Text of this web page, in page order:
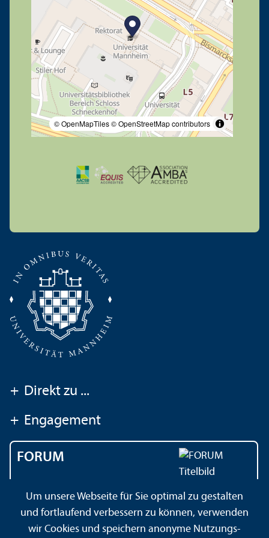
© OpenMapTiles© OpenStreetMap contributors
+ Direkt zu ...
+ Engagement
FORUM
Universität Mannheim
Um unsere Webseite für Sie optimal zu gestalten
und fortlaufend verbessern zu können, verwenden
wir Cookies und speichern anonyme Nutzungs­